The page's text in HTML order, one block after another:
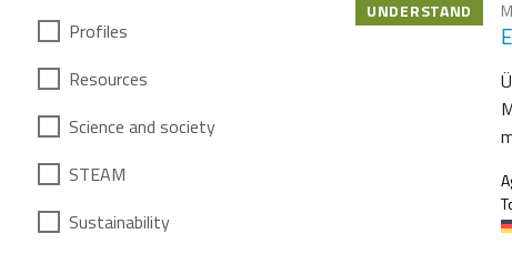
Profiles
Resources
Science and society
STEAM
Sustainability
UNDERSTAND